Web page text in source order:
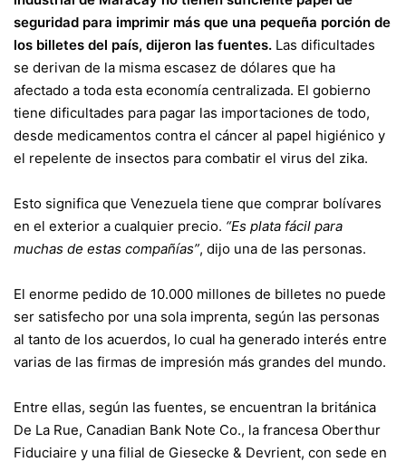
seguridad para imprimir más que una pequeña porción de
los billetes del país, dijeron las fuentes. Las dificultades
se derivan de la misma escasez de dólares que ha
afectado a toda esta economía centralizada. El gobierno
tiene dificultades para pagar las importaciones de todo,
desde medicamentos contra el cáncer al papel higiénico y
el repelente de insectos para combatir el virus del zika.
Esto significa que Venezuela tiene que comprar bolívares
en el exterior a cualquier precio. “Es plata fácil para
muchas de estas compañías”, dijo una de las personas.
El enorme pedido de 10.000 millones de billetes no puede
ser satisfecho por una sola imprenta, según las personas
al tanto de los acuerdos, lo cual ha generado interés entre
varias de las firmas de impresión más grandes del mundo.
Entre ellas, según las fuentes, se encuentran la británica
De La Rue, Canadian Bank Note Co., la francesa Oberthur
Fiduciaire y una filial de Giesecke & Devrient, con sede en